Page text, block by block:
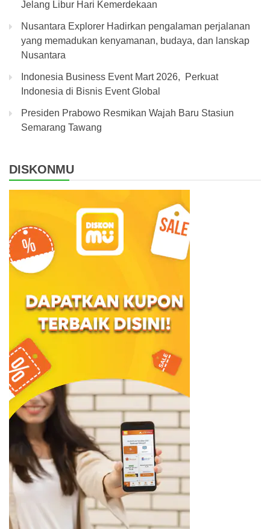
Jelang Libur Hari Kemerdekaan
Nusantara Explorer Hadirkan pengalaman perjalanan
yang memadukan kenyamanan, budaya, dan lanskap
Nusantara
Indonesia Business Event Mart 2026, Perkuat
Indonesia di Bisnis Event Global
Presiden Prabowo Resmikan Wajah Baru Stasiun
Semarang Tawang
DISKONMU